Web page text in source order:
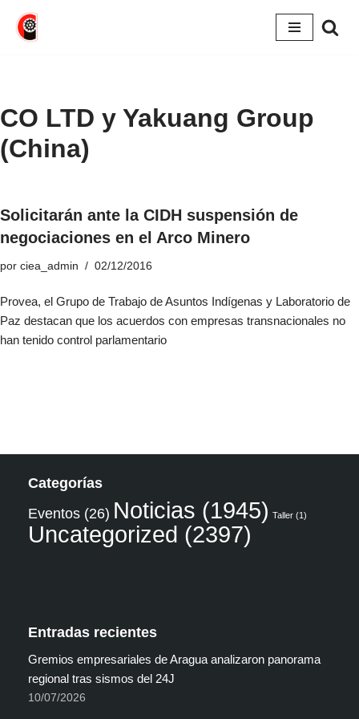
Saltar
CO LTD y Yakuang Group
(China)
Solicitarán ante la CIDH suspensión de
negociaciones en el Arco Minero
por ciea_admin 02/12/2016
Provea, el Grupo de Trabajo de Asuntos Indígenas y Laboratorio de
Paz destacan que los acuerdos con empresas transnacionales no
han tenido control parlamentario
Categorías
Eventos (26) Noticias (1945) Taller (1)
Uncategorized (2397)
Entradas recientes
Gremios empresariales de Aragua analizaron panorama
regional tras sismos del 24J
10/07/2026